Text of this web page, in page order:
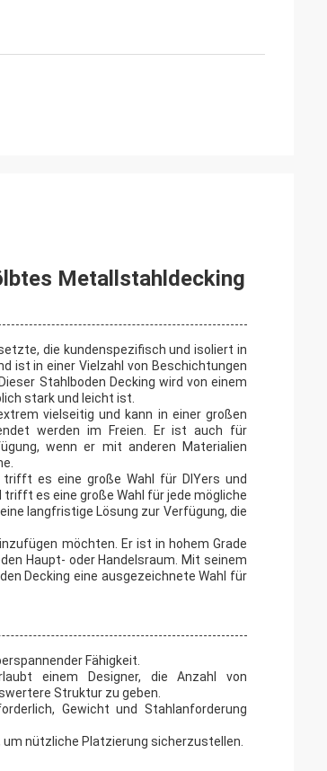
Metallstahldecking
die kundenspezifisch und isoliert in
ist in einer Vielzahl von Beschichtungen
Stahlboden Decking wird von einem
stark und leicht ist.
vielseitig und kann in einer großen
werden im Freien. Er ist auch für
wenn er mit anderen Materialien
es eine große Wahl für DIYers und
es eine große Wahl für jede mögliche
langfristige Lösung zur Verfügung, die
möchten. Er ist in hohem Grade
Haupt- oder Handelsraum. Mit seinem
Decking eine ausgezeichnete Wahl für
Fähigkeit.
einem Designer, die Anzahl von
Struktur zu geben.
Gewicht und Stahlanforderung
nützliche Platzierung sicherzustellen.